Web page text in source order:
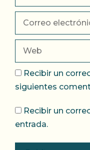
electrónico
Recibir un
siguientes
Recibir un
entrada.